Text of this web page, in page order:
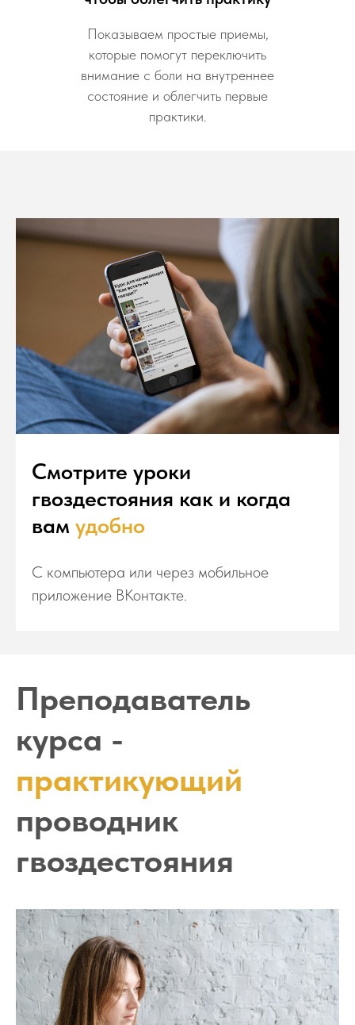
Показываем простые приемы,
которые помогут переключить
внимание с боли на внутреннее
состояние и облегчить первые
практики.
Смотрите уроки
гвоздестояния как и когда
вам удобно
С компьютера или через мобильное
приложение ВКонтакте.
Преподаватель
курса -
практикующий
проводник
гвоздестояния